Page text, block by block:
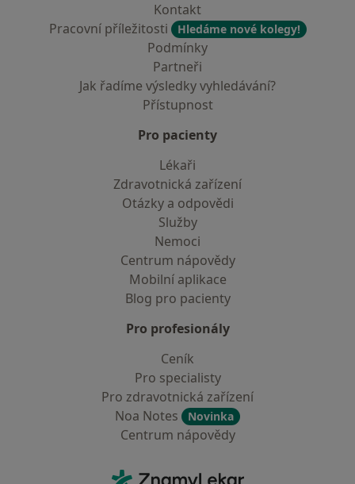
Kontakt
Pracovní příležitosti
Hledáme nové kolegy!
Podmínky
Partneři
Jak řadíme výsledky vyhledávání?
Přístupnost
Pro pacienty
Lékaři
Zdravotnická zařízení
Otázky a odpovědi
Služby
Nemoci
Centrum nápovědy
Mobilní aplikace
Blog pro pacienty
Pro profesionály
Ceník
Pro specialisty
Pro zdravotnická zařízení
Noa Notes
Novinka
Centrum nápovědy
ZnamyLekar - Hlavní stránka